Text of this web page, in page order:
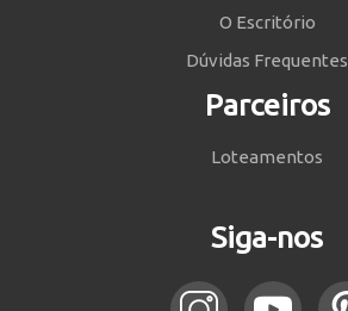
O Escritório
Dúvidas Frequentes
Parceiros
Loteamentos
Siga-nos